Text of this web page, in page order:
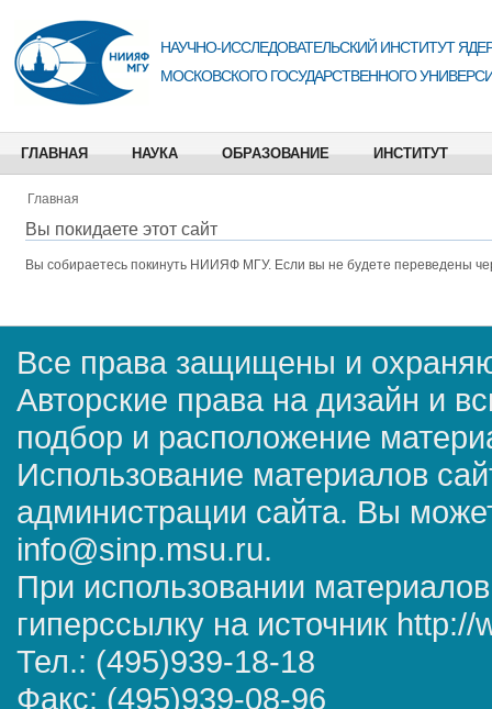
НАУЧНО-ИССЛЕДОВАТЕЛЬСКИЙ ИНСТИТУТ
МОСКОВСКОГО ГОСУДАРСТВЕННОГО
ГЛАВНАЯ НАУКА ОБРАЗОВАНИЕ ИНСТИТУТ
Главная
Вы покидаете этот сайт
Вы собираетесь покинуть НИИЯФ МГУ. Если вы не будете переведены
Все права защищены и
Авторские права на дизайн и
подбор и расположение
Использование материалов
администрации сайта. Вы
info@sinp.msu.ru.
При использовании
гиперссылку на источник
Тел.: (495)939-18-18
Факс: (495)939-08-96